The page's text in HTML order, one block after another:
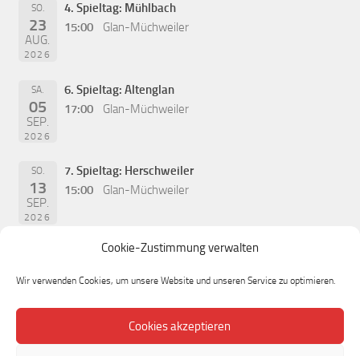
Cookie-Zustimmung verwalten
Wir verwenden Cookies, um unsere Website und unseren Service zu optimieren.
Cookies akzeptieren
SO.
23
AUG.
2026
4. Spieltag: Mühlbach
15:00
Glan-Müchweiler
SA.
05
SEP.
2026
6. Spieltag: Altenglan
17:00
Glan-Müchweiler
SO.
13
SEP.
2026
7. Spieltag: Herschweiler
15:00
Glan-Müchweiler